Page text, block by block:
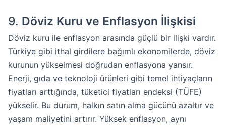
9. Döviz Kuru ve Enflasyon İlişkisi
Döviz kuru ile enflasyon arasında güçlü bir ilişki vardır.
Türkiye gibi ithal girdilere bağımlı ekonomilerde, döviz
kurunun yükselmesi doğrudan enflasyona yansır.
Enerji, gıda ve teknoloji ürünleri gibi temel ihtiyaçların
fiyatları arttığında, tüketici fiyatları endeksi (TÜFE)
yükselir. Bu durum, halkın satın alma gücünü azaltır ve
yaşam maliyetini artırır. Yüksek enflasyon, aynı